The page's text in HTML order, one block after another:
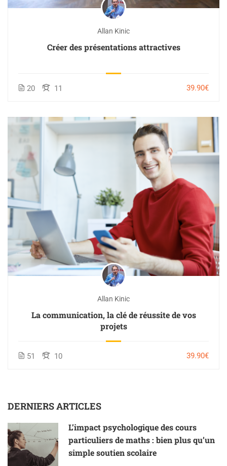
Allan Kinic
Créer des présentations attractives
20 11 39.90€
Allan Kinic
La communication, la clé de réussite de vos
projets
51 10 39.90€
DERNIERS ARTICLES
L’impact psychologique des cours
particuliers de maths : bien plus qu’un
simple soutien scolaire